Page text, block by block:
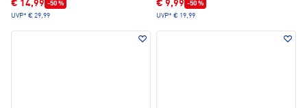
€ 14,99 -50 %
UVP* € 29,99
€ 9,99 -50 %
UVP* € 19,99